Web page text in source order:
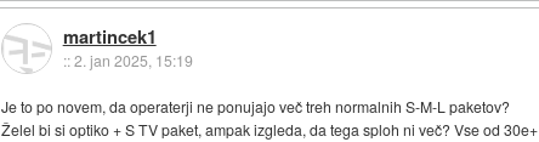
martincek1
::2. jan 2025, 15:19
Je to po novem, da operaterji ne ponujajo več treh normalnih S-M-L paketov?
Želel bi si optiko + S TV paket, ampak izgleda, da tega sploh ni več? Vse od 30e+